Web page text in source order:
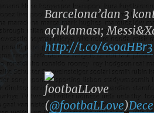
Barcelona’dan 3
açıklaması;
http://t.co/6s0aHBr3
footbaLLove
(@footbaLLove)